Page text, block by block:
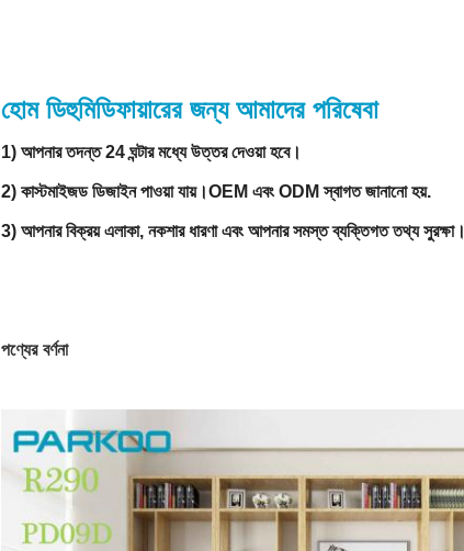
হোম ডিহুমিডিফায়ারের জন্য আমাদের পরিষেবা
1) আপনার তদন্ত 24 ঘন্টার মধ্যে উত্তর দেওয়া হবে।
2) কাস্টমাইজড ডিজাইন পাওয়া যায়।OEM এবং ODM স্বাগত জানানো হয়.
3) আপনার বিক্রয় এলাকা, নকশার ধারণা এবং আপনার সমস্ত ব্যক্তিগত তথ্য সুরক্ষা।
পণ্যের বর্ণনা